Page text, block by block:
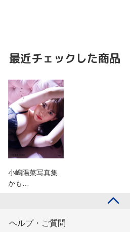
最近チェックした商品
小嶋陽菜写真集
かも…
ヘルプ・ご質問